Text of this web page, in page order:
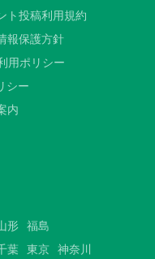
ト投稿利用規約
報保護方針
用ポリシー
シー
内
形 福島
葉 東京 神奈川